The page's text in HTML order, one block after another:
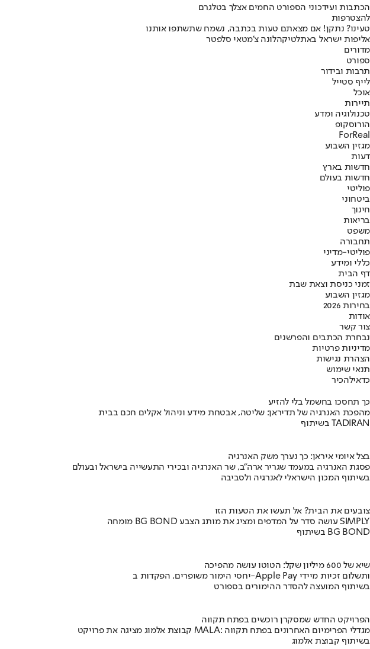
הכתבות ועידכוני הספורט החמים אצלך בטלגרם
להצטרפות
טעינו? נתקן! אם מצאתם טעות בכתבה, נשמח שתשתפו אותנו
אליפות ישראל באתלטיקהלונה צ'מטאי סלפטר
מדורים
ספורט
תרבות ובידור
לייף סטייל
אוכל
תיירות
טכנולוגיה ומדע
הורוסקופ
ForReal
מגזין השבוע
דעות
חדשות בארץ
חדשות בעולם
פוליטי
ביטחוני
חינוך
בריאות
משפט
תחבורה
פוליטי-מדיני
כללי ומידע
דף הבית
זמני כניסת וצאת שבת
מגזין השבוע
בחירות 2026
אודות
צור קשר
נבחרת הכתבים והפרשנים
מדיניות פרטיות
הצהרת נגישות
תנאי שימוש
כדאילהכיר
כך תחסכו בחשמל בלי להזיע
מהפכת האנרגיה של תדיראן: שליטה, אבטחת מידע וניהול אקלים חכם בבית
בשיתוף TADIRAN
בצל איומי איראן: כך נערך משק האנרגיה
פסגת האנרגיה במעמד שגריר ארה"ב, שר האנרגיה ובכירי התעשייה בישראל ובעולם
בשיתוף המכון הישראלי לאנרגיה ולסביבה
צובעים את הבית? אל תעשו את הטעות הזו
מומחה BG BOND עושה סדר על המדפים ומציג את מותג הצבע SIMPLY
בשיתוף BG BOND
שיא של 600 מיליון שקל: הטוטו עושה מהפיכה
יחסי הימור משופרים, הפקדות ב-Apple Pay ותשלום זכיות מיידי
בשיתוף המועצה להסדר ההימורים בספורט
הפרויקט החדש שמסקרן רוכשים בפתח תקווה
קבוצת אלמוג מציגה את פרויקט MALA: מגדלי הפרימיום האחרונים בפתח תקווה
בשיתוף קבוצת אלמוג